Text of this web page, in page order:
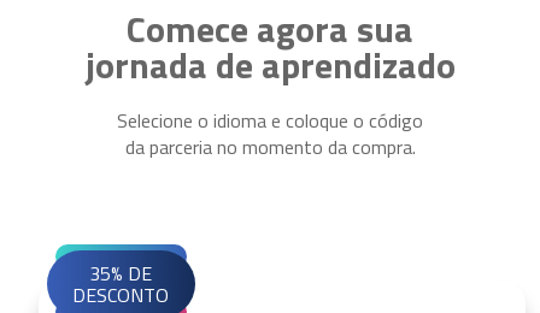
Comece agora sua
jornada de aprendizado
Selecione o idioma e coloque o código
da parceria no momento da compra.
35% DE
DESCONTO